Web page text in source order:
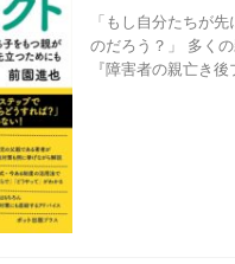
「もし自分たちが
のだろう？」 多く
『障害者の親亡き